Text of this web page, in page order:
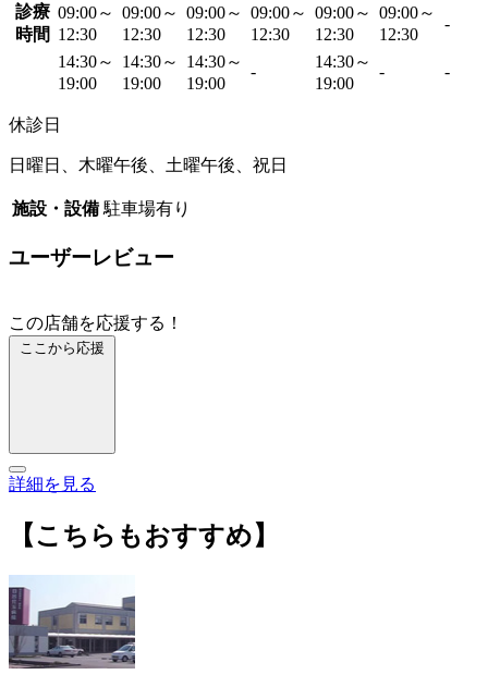
診療
時間
09:00～
12:30
09:00～
12:30
09:00～
12:30
09:00～
12:30
09:00～
12:30
09:00～
12:30
-
14:30～
19:00
14:30～
19:00
14:30～
19:00
-
14:30～
19:00
- -
休診日
日曜日、木曜午後、土曜午後、祝日
施設・設備 駐車場有り
ユーザーレビュー
この店舗を応援する！
ここから応援
詳細を見る
【こちらもおすすめ】